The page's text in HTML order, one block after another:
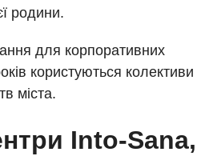
родини.
для корпоративних
користуються колективи
міста.
Into-Sana,